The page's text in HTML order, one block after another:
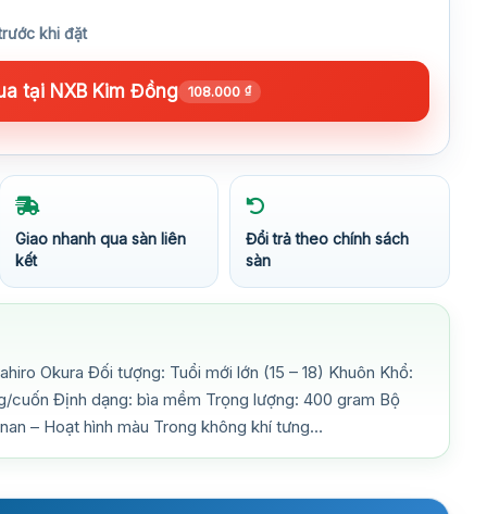
khi đặt
tại NXB Kim Đồng 108.000 ₫
Giao nhanh qua sàn liên
kết
Đổi trả theo chính sách
sàn
Okura Đối tượng: Tuổi mới lớn (15 – 18) Khuôn Khổ:
cuốn Định dạng: bìa mềm Trọng lượng: 400 gram Bộ
– Hoạt hình màu Trong không khí tưng…